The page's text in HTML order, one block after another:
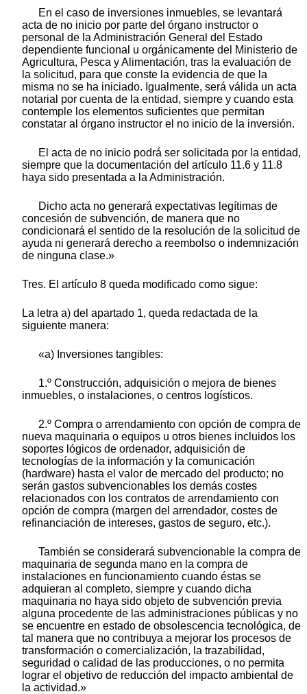
En el caso de inversiones inmuebles, se levantará
acta de no inicio por parte del órgano instructor o
personal de la Administración General del Estado
dependiente funcional u orgánicamente del Ministerio de
Agricultura, Pesca y Alimentación, tras la evaluación de
la solicitud, para que conste la evidencia de que la
misma no se ha iniciado. Igualmente, será válida un acta
notarial por cuenta de la entidad, siempre y cuando esta
contemple los elementos suficientes que permitan
constatar al órgano instructor el no inicio de la inversión.
El acta de no inicio podrá ser solicitada por la entidad,
siempre que la documentación del artículo 11.6 y 11.8
haya sido presentada a la Administración.
Dicho acta no generará expectativas legítimas de
concesión de subvención, de manera que no
condicionará el sentido de la resolución de la solicitud de
ayuda ni generará derecho a reembolso o indemnización
de ninguna clase.»
Tres. El artículo 8 queda modificado como sigue:
La letra a) del apartado 1, queda redactada de la
siguiente manera:
«a) Inversiones tangibles:
1.º Construcción, adquisición o mejora de bienes
inmuebles, o instalaciones, o centros logísticos.
2.º Compra o arrendamiento con opción de compra de
nueva maquinaria o equipos u otros bienes incluidos los
soportes lógicos de ordenador, adquisición de
tecnologías de la información y la comunicación
(hardware) hasta el valor de mercado del producto; no
serán gastos subvencionables los demás costes
relacionados con los contratos de arrendamiento con
opción de compra (margen del arrendador, costes de
refinanciación de intereses, gastos de seguro, etc.).
También se considerará subvencionable la compra de
maquinaria de segunda mano en la compra de
instalaciones en funcionamiento cuando éstas se
adquieran al completo, siempre y cuando dicha
maquinaria no haya sido objeto de subvención previa
alguna procedente de las administraciones públicas y no
se encuentre en estado de obsolescencia tecnológica, de
tal manera que no contribuya a mejorar los procesos de
transformación o comercialización, la trazabilidad,
seguridad o calidad de las producciones, o no permita
lograr el objetivo de reducción del impacto ambiental de
la actividad.»